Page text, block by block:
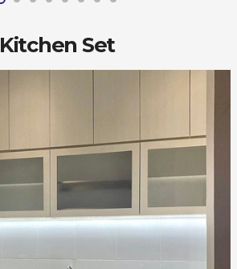
Kitchen Set